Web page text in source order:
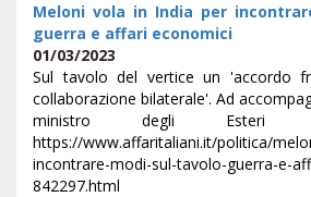
Meloni vola in India per
guerra e affari economici
01/03/2023
Sul tavolo del vertice un 'accordo
collaborazione bilaterale'. Ad
ministro degli Esteri
https://www.affaritaliani.it/politica/
incontrare-modi-sul-tavolo-guerra-e-
842297.html